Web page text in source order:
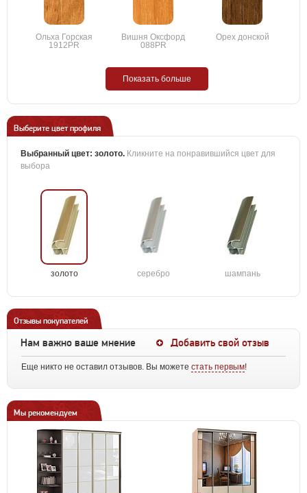
Ольха Горская
1912PR
Вишня Оксфорд
088PR
Орех донской
Показать больше
Выберите цвет профиля
Выбранный цвет: золото. Кликните на понравившийся цвет для
выбора
золото серебро шампань
Отзывы покупателей
Нам важно ваше мнение Добавить свой отзыв
Еще никто не оставил отзывов. Вы можете стать первым!
Мы рекомендуем